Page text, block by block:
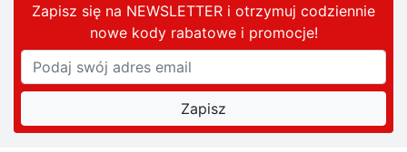
Zapisz się na NEWSLETTER i otrzymuj codziennie
nowe kody rabatowei promocje!